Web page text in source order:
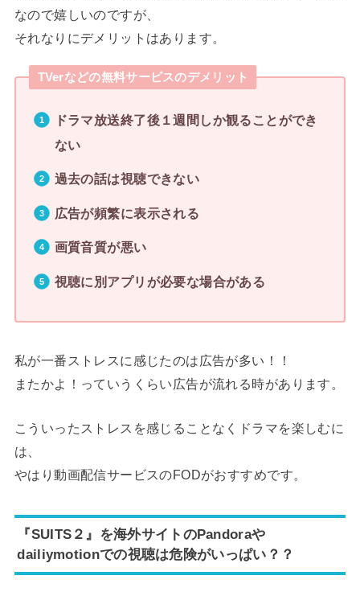
なので嬉しいのですが、
それなりにデメリットはあります。
TVerなどの無料サービスのデメリット
ドラマ放送終了後１週間しか観ることができ
ない
過去の話は視聴できない
広告が頻繁に表示される
画質音質が悪い
視聴に別アプリが必要な場合がある
私が一番ストレスに感じたのは広告が多い！！
またかよ！っていうくらい広告が流れる時があります。
こういったストレスを感じることなくドラマを楽しむに
は、
やはり動画配信サービスのFODがおすすめです。
『SUITS２』を海外サイトのPandoraや
dailiymotionでの視聴は危険がいっぱい？？